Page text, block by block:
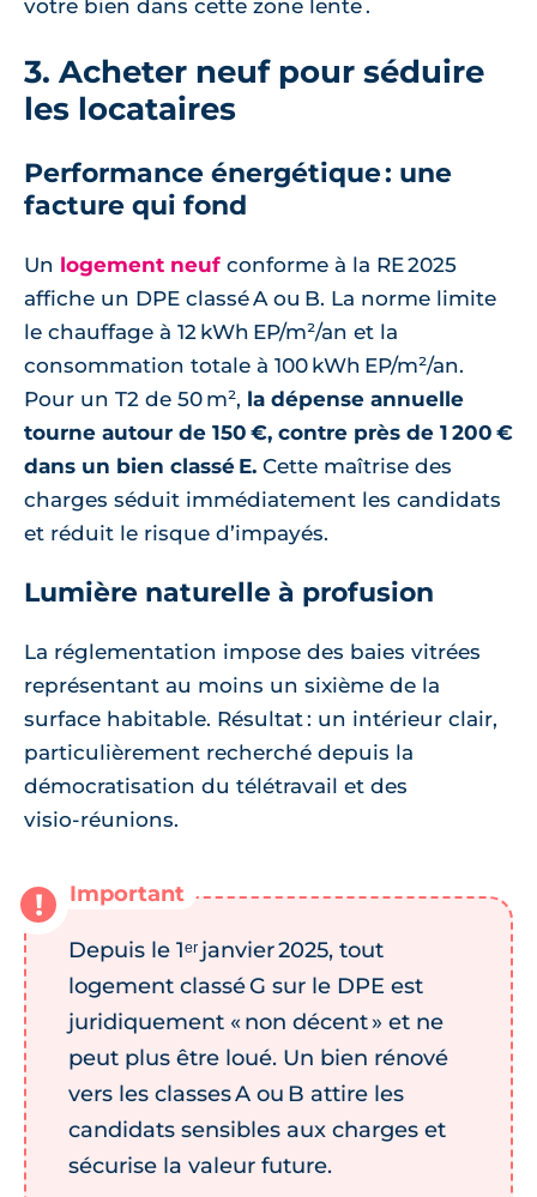
votre bien dans cette zone lente .
3. Acheter neuf pour séduire
les locataires
Performance énergétique : une
facture qui fond
Un logement neuf conforme à la RE 2025
affiche un DPE classé A ou B. La norme limite
le chauffage à 12 kWh EP/m²/an et la
consommation totale à 100 kWh EP/m²/an.
Pour un T2 de 50 m², la dépense annuelle
tourne autour de 150 €, contre près de 1 200 €
dans un bien classé E. Cette maîtrise des
charges séduit immédiatement les candidats
et réduit le risque d’impayés.
Lumière naturelle à profusion
La réglementation impose des baies vitrées
représentant au moins un sixième de la
surface habitable. Résultat : un intérieur clair,
particulièrement recherché depuis la
démocratisation du télétravail et des
visio‑réunions.
Depuis le 1ᵉʳ janvier 2025, tout
logement classé G sur le DPE est
juridiquement « non décent » et ne
peut plus être loué. Un bien rénové
vers les classes A ou B attire les
candidats sensibles aux charges et
sécurise la valeur future.